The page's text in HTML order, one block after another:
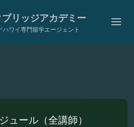
リッジアカデミー
ワイ専門留学エージェント
ュール（全講師）